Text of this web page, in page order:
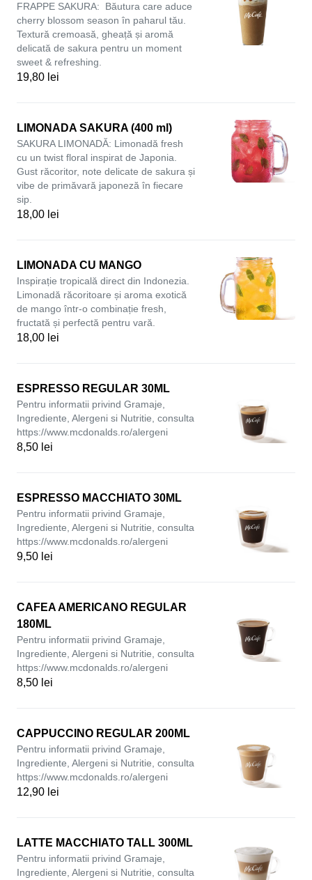
FRAPPE SAKURA: Băutura care aduce
cherry blossom season în paharul tău.
Textură cremoasă, gheață și aromă
delicată de sakura pentru un moment
sweet & refreshing.
19,80 lei
LIMONADA SAKURA (400 ml)
SAKURA LIMONADĂ: Limonadă fresh
cu un twist floral inspirat de Japonia.
Gust răcoritor, note delicate de sakura și
vibe de primăvară japoneză în fiecare
sip.
18,00 lei
LIMONADA CU MANGO
Inspirație tropicală direct din Indonezia.
Limonadă răcoritoare și aroma exotică
de mango într-o combinație fresh,
fructată și perfectă pentru vară.
18,00 lei
ESPRESSO REGULAR 30ML
Pentru informatii privind Gramaje,
Ingrediente, Alergeni si Nutritie, consulta
https://www.mcdonalds.ro/alergeni
8,50 lei
ESPRESSO MACCHIATO 30ML
Pentru informatii privind Gramaje,
Ingrediente, Alergeni si Nutritie, consulta
https://www.mcdonalds.ro/alergeni
9,50 lei
CAFEA AMERICANO REGULAR
180ML
Pentru informatii privind Gramaje,
Ingrediente, Alergeni si Nutritie, consulta
https://www.mcdonalds.ro/alergeni
8,50 lei
CAPPUCCINO REGULAR 200ML
Pentru informatii privind Gramaje,
Ingrediente, Alergeni si Nutritie, consulta
https://www.mcdonalds.ro/alergeni
12,90 lei
LATTE MACCHIATO TALL 300ML
Pentru informatii privind Gramaje,
Ingrediente, Alergeni si Nutritie, consulta